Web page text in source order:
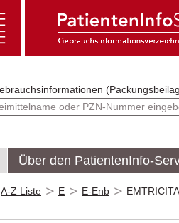
Gebrauchsinformationen
Über den PatientenInfo-
A-Z Liste E E-Enb